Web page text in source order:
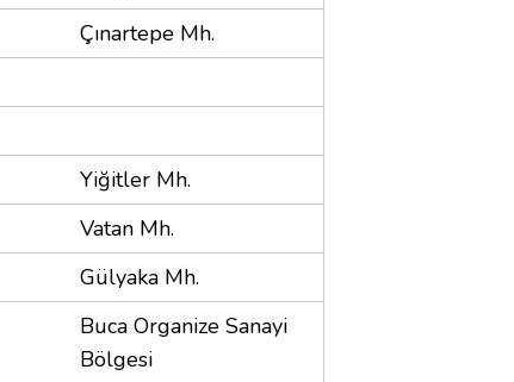
Çınartepe Mh.
Yiğitler Mh.
Vatan Mh.
Gülyaka Mh.
Buca Organize Sanayi
Bölgesi